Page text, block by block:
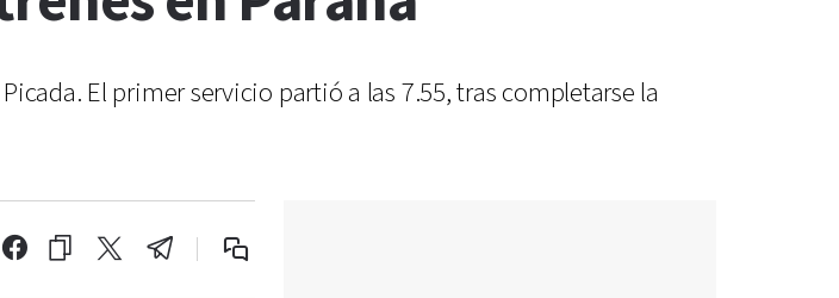
El primer servicio partió a las 7.55, tras completarse la